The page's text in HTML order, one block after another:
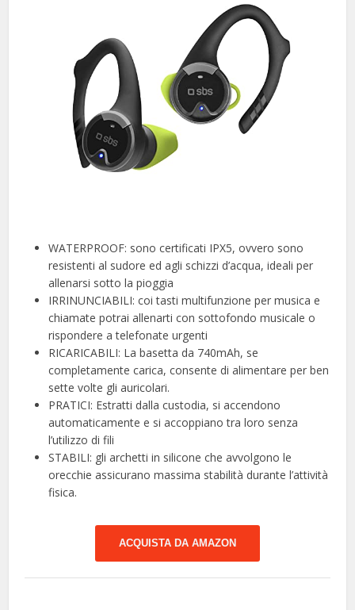
WATERPROOF: sono certificati IPX5, ovvero sono
resistenti al sudore ed agli schizzi d’acqua, ideali per
allenarsi sotto la pioggia
IRRINUNCIABILI: coi tasti multifunzione per musica e
chiamate potrai allenarti con sottofondo musicale o
rispondere a telefonate urgenti
RICARICABILI: La basetta da 740mAh, se
completamente carica, consente di alimentare per ben
sette volte gli auricolari.
PRATICI: Estratti dalla custodia, si accendono
automaticamente e si accoppiano tra loro senza
l’utilizzo di fili
STABILI: gli archetti in silicone che avvolgono le
orecchie assicurano massima stabilità durante l’attività
fisica.
ACQUISTA DA AMAZON